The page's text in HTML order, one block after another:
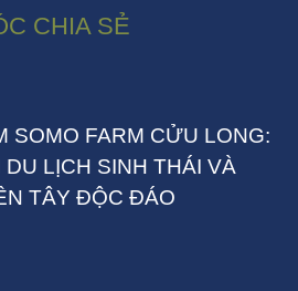
CHIA SẺ
SOMO FARM CỬU LONG:
LỊCH SINH THÁI VÀ
TÂY ĐỘC ĐÁO